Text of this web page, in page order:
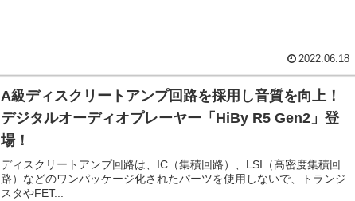
2022.06.18
A級ディスクリートアンプ回路を採用し音質を向上！
デジタルオーディオプレーヤー「HiBy R5 Gen2」登
場！
ディスクリートアンプ回路は、IC（集積回路）、LSI（高密度集積回
路）などのワンパッケージ化されたパーツを使用しないで、トランジ
スタやFET...